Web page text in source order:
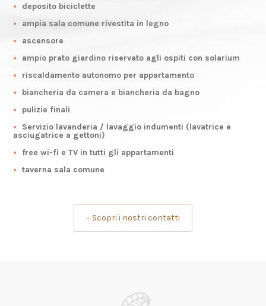
deposito biciclette
ampia sala comune rivestita in legno
ascensore
ampio prato giardino riservato agli ospiti con solarium
riscaldamento autonomo per appartamento
biancheria da camera e biancheria da bagno
pulizie finali
Servizio lavanderia / lavaggio indumenti (lavatrice e
asciugatrice a gettoni)
free wi-fi e TV in tutti gli appartamenti
taverna sala comune
+ Scopri i nostri contatti